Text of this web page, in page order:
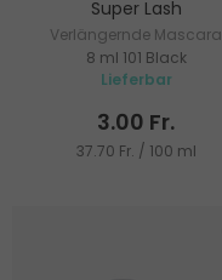
Super Lash
Verlängernde Mascara
8 ml 101 Black
Lieferbar
3.00 Fr.
37.70 Fr. / 100 ml